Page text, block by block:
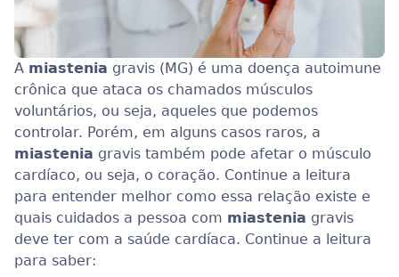
A miastenia gravis (MG) é uma doença autoimune
crônica que ataca os chamados músculos
voluntários, ou seja, aqueles que podemos
controlar. Porém, em alguns casos raros, a
miastenia gravis também pode afetar o músculo
cardíaco, ou seja, o coração. Continue a leitura
para entender melhor como essa relação existe e
quais cuidados a pessoa com miastenia gravis
deve ter com a saúde cardíaca. Continue a leitura
para saber: